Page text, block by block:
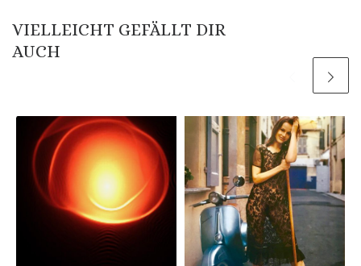
VIELLEICHT GEFÄLLT DIR
AUCH